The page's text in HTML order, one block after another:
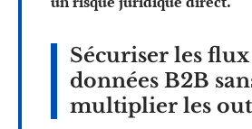
Sécuriser les flux
données B2B
multiplier les